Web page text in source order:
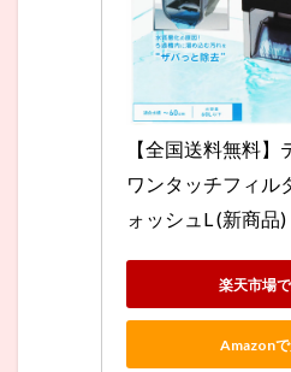
【全国送料無料】
ワンタッチフィル
ォッシュL (新商品)
楽天市場
Amazon